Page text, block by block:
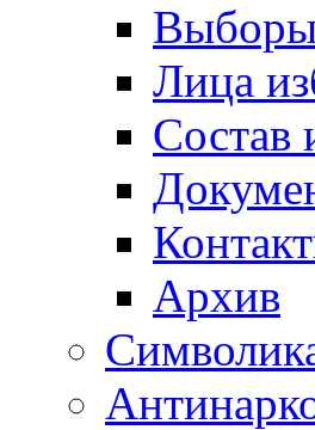
Лица
Состав
Архив